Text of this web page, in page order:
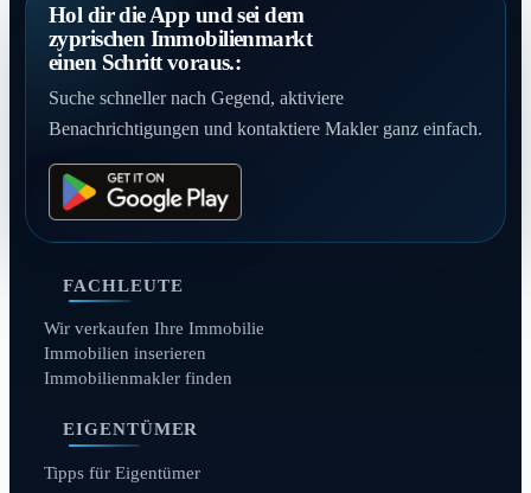
Hol dir die App und sei dem
zyprischen Immobilienmarkt
einen Schritt voraus.:
Suche schneller nach Gegend, aktiviere
Benachrichtigungen und kontaktiere Makler ganz einfach.
FACHLEUTE
Wir verkaufen Ihre Immobilie
Immobilien inserieren
Immobilienmakler finden
EIGENTÜMER
Tipps für Eigentümer